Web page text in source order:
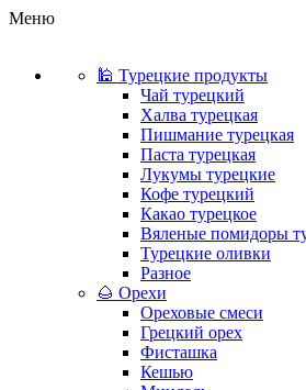
Меню
🕌 Турецкие продукты
Чай турецкий
Халва турецкая
Пишмание турецкая
Паста турецкая
Лукумы турецкие
Кофе турецкий
Какао турецкое
Вяленые помидоры
Турецкие оливки
Разное
🌰 Орехи
Ореховые смеси
Грецкий орех
Фисташка
Кешью